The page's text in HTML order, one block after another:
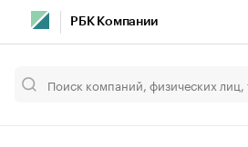
РБК Компании